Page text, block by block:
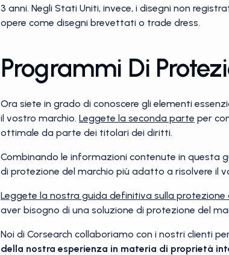
3 anni. Negli Stati Uniti, invece, i disegni non
opere come disegni brevettati o trade dress.
Programmi Di
Ora siete in grado di conoscere gli elementi
il vostro marchio. Leggete la seconda parte per
ottimale da parte dei titolari dei diritti.
Combinando le informazioni contenute in questa
di protezione del marchio più adatto a risolvere il
Leggete la nostra guida definitiva sulla protezione
aver bisogno di una soluzione di protezione del
Noi di Corsearch collaboriamo con i nostri clienti
della nostra esperienza in materia di proprietà